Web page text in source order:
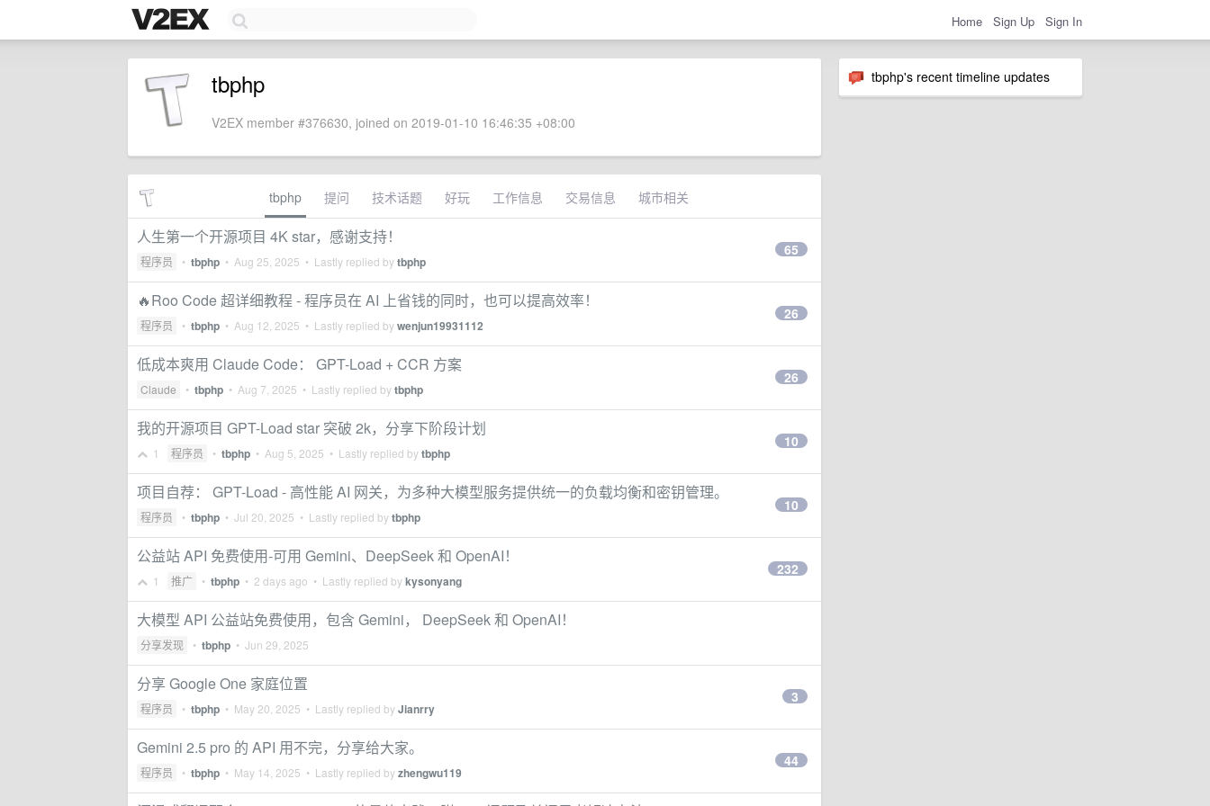
Home Sign Up Sign In
tbphp's recent timeline updates
tbphp
V2EX member #376630, joined on 2019-01-10 16:46:35 +08:00
tbphp 提问 技术话题 好玩 工作信息 交易信息 城市相关
人生第一个开源项目 4K star，感谢支持！
程序员 • tbphp • Aug 25, 2025 • Lastly replied bytbphp
65
🔥Roo Code 超详细教程 - 程序员在 AI 上省钱的同时，也可以提高效率！
程序员 • tbphp • Aug 12, 2025 • Lastly replied bywenjun19931112
26
低成本爽用 Claude Code： GPT-Load + CCR 方案
Claude • tbphp • Aug 7, 2025 • Lastly replied bytbphp
26
我的开源项目 GPT-Load star 突破 2k，分享下阶段计划
1 程序员 • tbphp • Aug 5, 2025 • Lastly replied bytbphp
10
项目自荐： GPT-Load - 高性能 AI 网关，为多种大模型服务提供统一的负载均衡和密钥管理。
程序员 • tbphp • Jul 20, 2025 • Lastly replied bytbphp
10
公益站 API 免费使用-可用 Gemini、DeepSeek 和 OpenAI！
1 推广 • tbphp • 2 days ago • Lastly replied bykysonyang
232
大模型 API 公益站免费使用，包含 Gemini， DeepSeek 和 OpenAI！
分享发现 • tbphp • Jun 29, 2025
分享 Google One 家庭位置
程序员 • tbphp • May 20, 2025 • Lastly replied byJianrry
3
Gemini 2.5 pro 的 API 用不完，分享给大家。
程序员 • tbphp • May 14, 2025 • Lastly replied byzhengwu119
44